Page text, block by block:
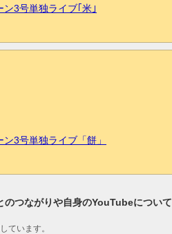
ン3号単独ライブ｢米｣
3号単独ライブ「餅」
つながりや自身のYouTubeについて
ています。